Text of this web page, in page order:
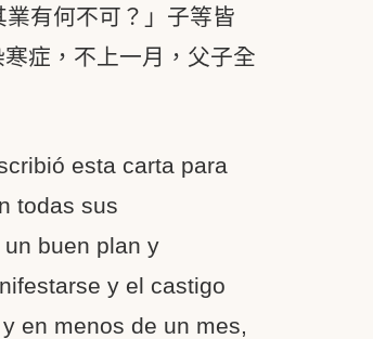
有何不可？」子等皆
症，不上一月，父子全
esta carta para
todas sus
buen plan y
y el castigo
en menos de un mes,